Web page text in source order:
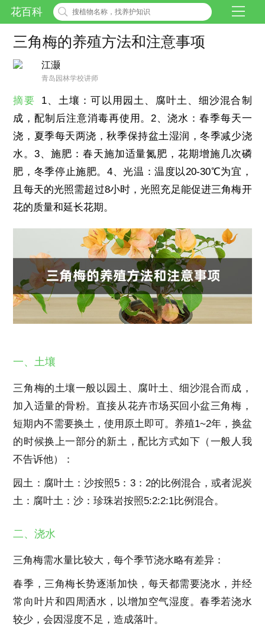
花百科
三角梅的养殖方法和注意事项
江灏
青岛园林学校讲师
摘要
1、土壤：可以用园土、腐叶土、细沙混合制
成，配制后注意消毒再使用。2、浇水：春季每天一
浇，夏季每天两浇，秋季保持盆土湿润，冬季减少浇
水。3、施肥：春天施加适量氮肥，花期增施几次磷
肥，冬季停止施肥。4、光温：温度以20-30℃为宜，
且每天的光照需超过8小时，光照充足能促进三角梅开
花的质量和延长花期。
一、土壤
三角梅的土壤一般以园土、腐叶土、细沙混合而成，
加入适量的骨粉。直接从花卉市场买回小盆三角梅，
短期内不需要换土，使用原土即可。养殖1~2年，换盆
的时候换上一部分的新土，配比方式如下（一般人我
不告诉他）：
园土：腐叶土：沙按照5：3：2的比例混合，或者泥炭
土：腐叶土：沙：珍珠岩按照5:2:2:1比例混合。
二、浇水
三角梅需水量比较大，每个季节浇水略有差异：
春季，三角梅长势逐渐加快，每天都需要浇水，并经
常向叶片和四周洒水，以增加空气湿度。春季若浇水
较少，会因湿度不足，造成落叶。